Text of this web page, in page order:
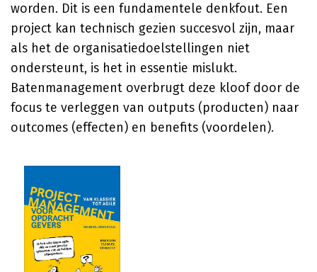
worden. Dit is een fundamentele denkfout. Een
project kan technisch gezien succesvol zijn, maar
als het de organisatiedoelstellingen niet
ondersteunt, is het in essentie mislukt.
Batenmanagement overbrugt deze kloof door de
focus te verleggen van outputs (producten) naar
outcomes (effecten) en benefits (voordelen).